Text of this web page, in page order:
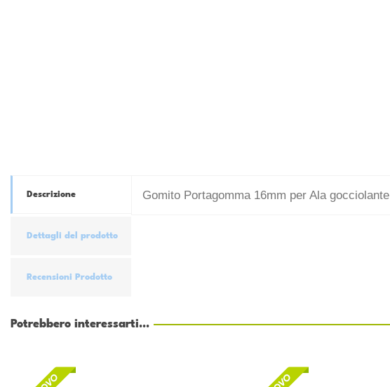
Descrizione
Dettagli del prodotto
Recensioni Prodotto
Gomito Portagomma 16mm per Ala gocciolante
Potrebbero interessarti...